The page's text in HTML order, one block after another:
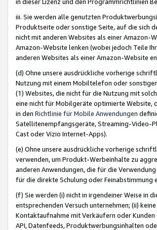
iii. Sie werden alle genutzten
Produktseite oder sonstige Seite, auf die sich
nicht mit anderen Websites als einer Amazon-
Amazon-Website lenken (wobei jedoch Teile
anderen Websites als einer Amazon-Website
(d) Ohne unsere ausdrückliche vorherige
Nutzung mit einem Mobiltelefon oder
(1) Websites, die nicht für die Nutzung mit
eine nicht für Mobilgeräte optimierte Website,
in den Richtlinie für Mobile Anwendungen
Satellitenempfangsgeräte, Streaming-Video-
Cast oder Vizio Internet-Apps).
(e) Ohne unsere ausdrückliche vorherige
verwenden, um Produkt-Werbeinhalte zu
anderen Anwendungen, die für die
für die direkte Schulung oder Feinabstimmung
(f) Sie werden (i) nicht in irgendeiner Weise in
entsprechenden Versuch unternehmen; (ii)
Kontaktaufnahme mit Verkäufern oder
API, Datenfeeds, Produktwerbungsinhalten